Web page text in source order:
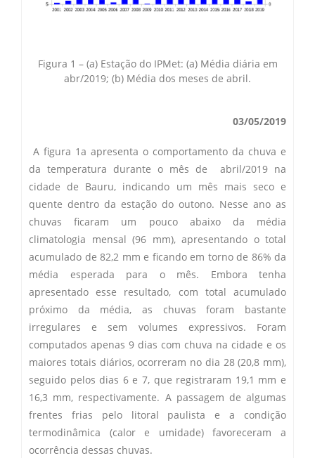
Figura 1 – (a) Estação do IPMet: (a) Média diária em
abr/2019; (b) Média dos meses de abril.
03/05/2019
A figura 1a apresenta o comportamento da chuva e
da temperatura durante o mês de abril/2019 na
cidade de Bauru, indicando um mês mais seco e
quente dentro da estação do outono. Nesse ano as
chuvas ficaram um pouco abaixo da média
climatologia mensal (96 mm), apresentando o total
acumulado de 82,2 mm e ficando em torno de 86% da
média esperada para o mês. Embora tenha
apresentado esse resultado, com total acumulado
próximo da média, as chuvas foram bastante
irregulares e sem volumes expressivos. Foram
computados apenas 9 dias com chuva na cidade e os
maiores totais diários, ocorreram no dia 28 (20,8 mm),
seguido pelos dias 6 e 7, que registraram 19,1 mm e
16,3 mm, respectivamente. A passagem de algumas
frentes frias pelo litoral paulista e a condição
termodinâmica (calor e umidade) favoreceram a
ocorrência dessas chuvas.